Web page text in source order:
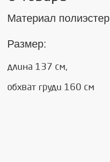
Материал полиэстер
Размер:
длина 137 см,
обхват груди 160 см